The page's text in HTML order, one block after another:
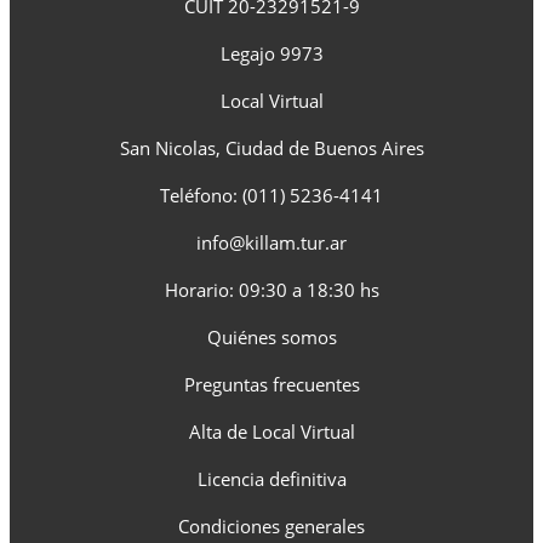
CUIT 20-23291521-9
Legajo 9973
Local Virtual
San Nicolas, Ciudad de Buenos Aires
Teléfono: (011) 5236-4141
info@killam.tur.ar
Horario: 09:30 a 18:30 hs
Quiénes somos
Preguntas frecuentes
Alta de Local Virtual
Licencia definitiva
Condiciones generales